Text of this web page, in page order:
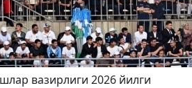
вазирлиги 2026 йилги